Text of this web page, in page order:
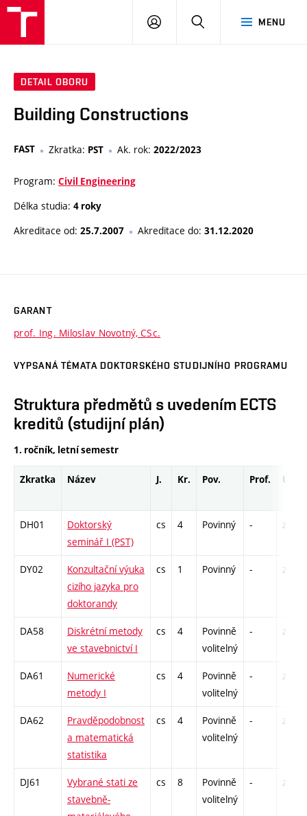
MENU
PŘIHLÁSIT
DETAIL OBORU
Building Constructions
FAST Zkratka: PST Ak. rok: 2022/2023
Program: Civil Engineering
Délka studia: 4 roky
Akreditace od: 25.7.2007 Akreditace do: 31.12.2020
GARANT
prof. Ing. Miloslav Novotný, CSc.
VYPSANÁ TÉMATA DOKTORSKÉHO STUDIJNÍHO PROGRAMU
Struktura předmětů s uvedením ECTS
kreditů (studijní plán)
1. ročník, letní semestr
Zkratka Název J. Kr. Pov. Prof. Uk.
DH01
Doktorský
seminář I (PST)
cs 4 Povinný - zá
DY02
Konzultační výuka
cizího jazyka pro
doktorandy
cs 1 Povinný - zá
DA58
Diskrétní metody
ve stavebnictví I
cs 4
Povinně
volitelný
- zá
DA61
Numerické
metody I
cs 4
Povinně
volitelný
- zá
DA62
Pravděpodobnost
a matematická
statistika
cs 4
Povinně
volitelný
- zá
DJ61
Vybrané stati ze
stavebně-
cs 8
Povinně
volitelný
- zk